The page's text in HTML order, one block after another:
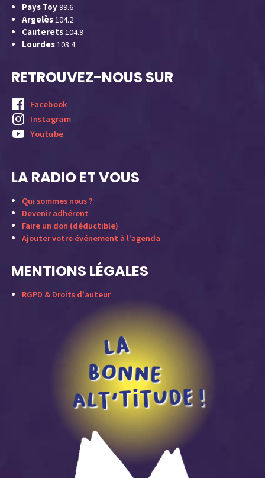
Pays Toy99.6
Argelès104.2
Cauterets104.9
Lourdes103.4
RETROUVEZ-NOUS SUR
Facebook
Instagram
Youtube
LA RADIO ET VOUS
Qui sommes nous ?
Devenir adhérent
Faire un don (déductible)
Ajouter votre événement à l'agenda
MENTIONS LÉGALES
RGPD & Droits d'auteur